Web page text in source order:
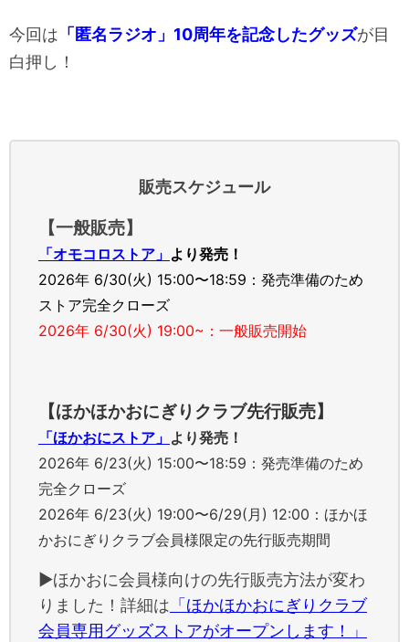
今回は 「匿名ラジオ」10周年を記念したグッズが目
白押し！
販売スケジュール
【一般販売】
「オモコロストア」 より発売！
2026年 6/30(火) 15:00〜18:59：発売準備のため
ストア完全クローズ
2026年 6/30(火) 19:00~：一般販売開始
【ほかほかおにぎりクラブ先行販売】
「ほかおにストア」 より発売！
2026年 6/23(火) 15:00〜18:59：発売準備のため
完全クローズ
2026年 6/23(火) 19:00〜6/29(月) 12:00：ほかほ
かおにぎりクラブ会員様限定の先行販売期間
▶ほかおに会員様向けの先行販売方法が変わ
りました！詳細は 「ほかほかおにぎりクラブ
会員専用グッズストアがオープンします！」